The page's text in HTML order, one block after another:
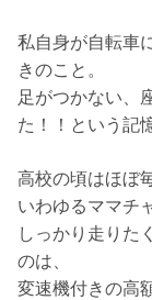
私自身が自転車
きのこと。
足がつかない、
た！！という記
高校の頃はほぼ
いわゆるママチ
しっかり走りた
のは、
変速機付きの高